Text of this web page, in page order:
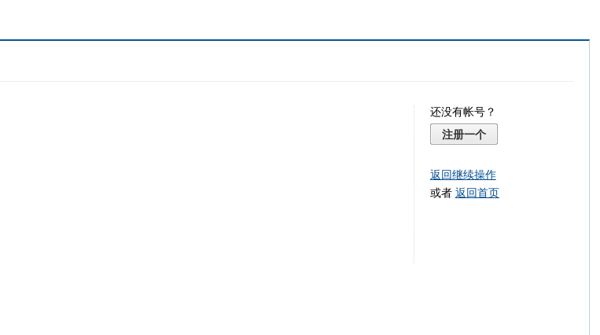
还没有帐号？
注册一个
返回继续操作
或者 返回首页